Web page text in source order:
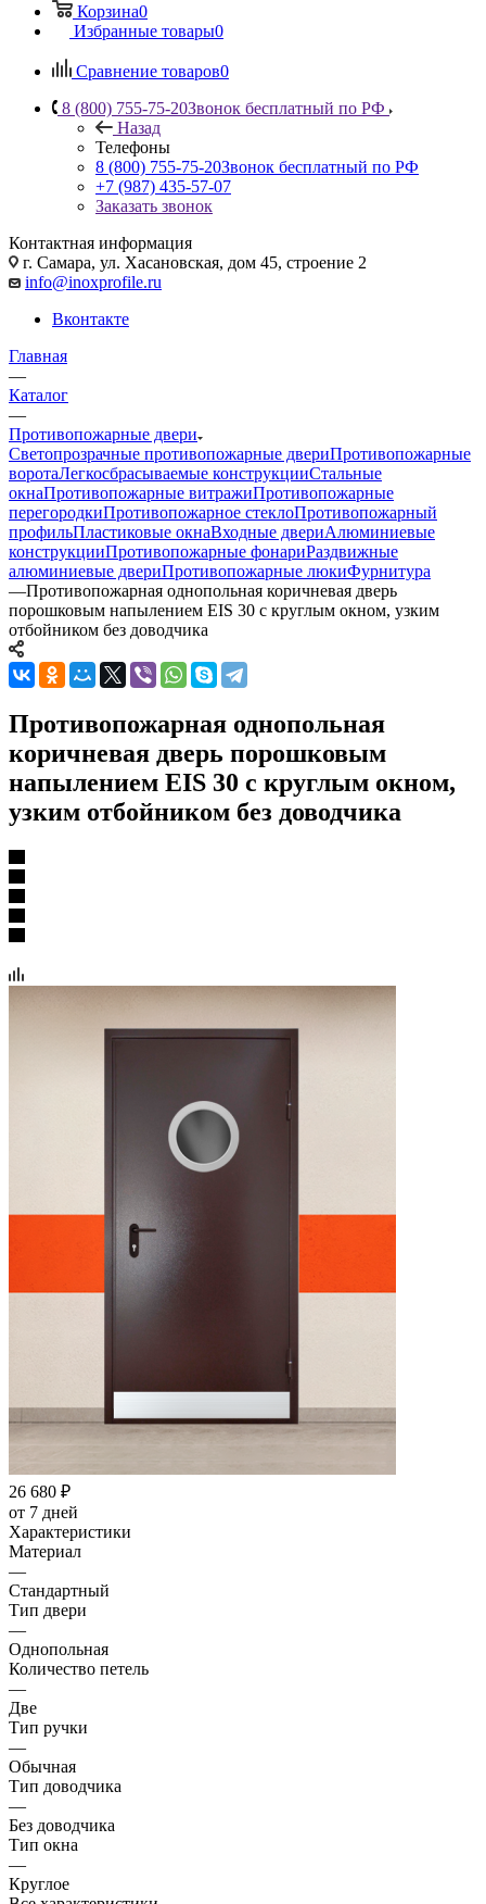
Корзина0
Избранные товары0
Сравнение товаров0
8 (800) 755-75-20Звонок бесплатный по РФ
Назад
Телефоны
8 (800) 755-75-20Звонок бесплатный по РФ
+7 (987) 435-57-07
Заказать звонок
Контактная информация
г. Самара, ул. Хасановская, дом 45, строение 2
info@inoxprofile.ru
Вконтакте
Главная
—
Каталог
—
Противопожарные двери
Светопрозрачные противопожарные двериПротивопожарные
воротаЛегкосбрасываемые конструкцииСтальные
окнаПротивопожарные витражиПротивопожарные
перегородкиПротивопожарное стеклоПротивопожарный
профильПластиковые окнаВходные двериАлюминиевые
конструкцииПротивопожарные фонариРаздвижные
алюминиевые двериПротивопожарные люкиФурнитура
—Противопожарная однопольная коричневая дверь
порошковым напылением EIS 30 с круглым окном, узким
отбойником без доводчика
Противопожарная однопольная
коричневая дверь порошковым
напылением EIS 30 с круглым окном,
узким отбойником без доводчика
26 680 ₽
от 7 дней
Характеристики
Материал
—
Стандартный
Тип двери
—
Однопольная
Количество петель
—
Две
Тип ручки
—
Обычная
Тип доводчика
—
Без доводчика
Тип окна
—
Круглое